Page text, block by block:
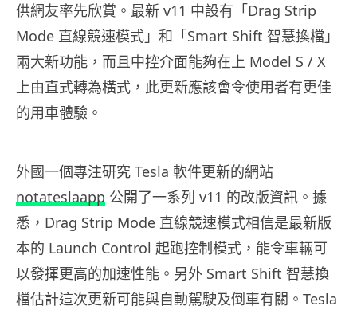
供網友率先欣賞。最新 v11 中設有「Drag Strip
Mode 直線競速模式」和「Smart Shift 智慧換檔」
兩大新功能，而且中控介面能夠在上 Model S / X
上由直式轉為橫式，此更新應該會令使用者有更佳
的用車體驗。
外國一個專注研究 Tesla 軟件更新的網站
notateslaapp 公開了一系列 v11 的改版資訊。據
悉，Drag Strip Mode 直線競速模式相信是最新版
本的 Launch Control 起跑控制模式，能令車輛可
以發揮更高的加速性能。另外 Smart Shift 智慧換
檔估計這次更新可能與自動駕駛及倒車有關。Tesla